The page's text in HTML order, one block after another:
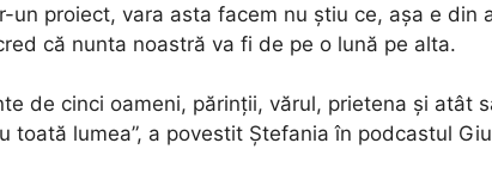
un proiect, vara asta facem nu știu ce, așa e din
că nunta noastră va fi de pe o lună pe alta.
de cinci oameni, părinții, vărul, prietena și atât
toată lumea”, a povestit Ștefania în podcastul